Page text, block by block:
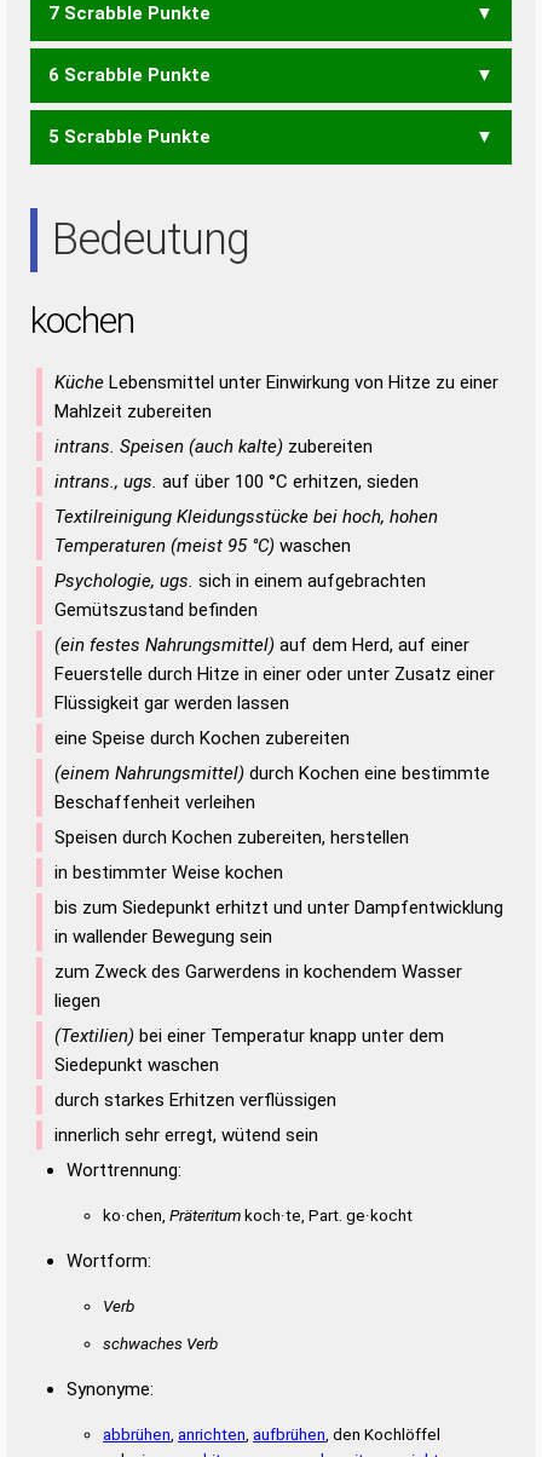
HENK
7 Scrabble Punkte
NOK
6 Scrabble Punkte
KEN HONE OHNE
5 Scrabble Punkte
Bedeutung
kochen
Küche Lebensmittel unter Einwirkung von Hitze zu einer
Mahlzeit zubereiten
intrans. Speisen (auch kalte) zubereiten
intrans., ugs. auf über 100 °C erhitzen, sieden
Textilreinigung Kleidungsstücke bei hoch, hohen
Temperaturen (meist 95 °C) waschen
Psychologie, ugs. sich in einem aufgebrachten
Gemütszustand befinden
(ein festes Nahrungsmittel) auf dem Herd, auf einer
Feuerstelle durch Hitze in einer oder unter Zusatz einer
Flüssigkeit gar werden lassen
eine Speise durch Kochen zubereiten
(einem Nahrungsmittel) durch Kochen eine bestimmte
Beschaffenheit verleihen
Speisen durch Kochen zubereiten, herstellen
in bestimmter Weise kochen
bis zum Siedepunkt erhitzt und unter Dampfentwicklung
in wallender Bewegung sein
zum Zweck des Garwerdens in kochendem Wasser
liegen
(Textilien) bei einer Temperatur knapp unter dem
Siedepunkt waschen
durch starkes Erhitzen verflüssigen
innerlich sehr erregt, wütend sein
Worttrennung:
ko·chen, Präteritumkoch·te, Part. ge·kocht
Wortform:
Verb
schwaches Verb
Synonyme:
abbrühen anrichten aufbrühen , den Kochlöffel